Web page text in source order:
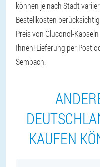
können je nach Stadt
Bestellkosten
Preis von Gluconol-
Ihnen! Lieferung per Post
Sembach.
KAUFEN